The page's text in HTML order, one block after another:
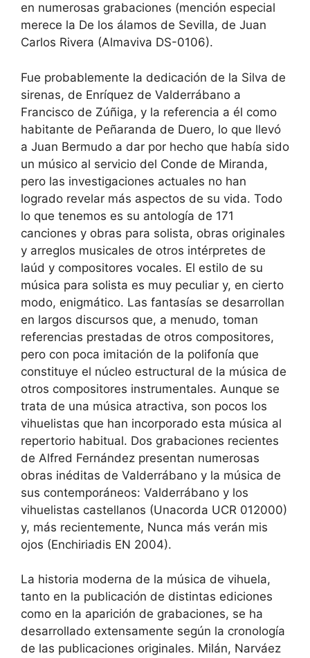
en numerosas grabaciones (mención especial
merece la De los álamos de Sevilla, de Juan
Carlos Rivera (Almaviva DS-0106).
Fue probablemente la dedicación de la Silva de
sirenas, de Enríquez de Valderrábano a
Francisco de Zúñiga, y la referencia a él como
habitante de Peñaranda de Duero, lo que llevó
a Juan Bermudo a dar por hecho que había sido
un músico al servicio del Conde de Miranda,
pero las investigaciones actuales no han
logrado revelar más aspectos de su vida. Todo
lo que tenemos es su antología de 171
canciones y obras para solista, obras originales
y arreglos musicales de otros intérpretes de
laúd y compositores vocales. El estilo de su
música para solista es muy peculiar y, en cierto
modo, enigmático. Las fantasías se desarrollan
en largos discursos que, a menudo, toman
referencias prestadas de otros compositores,
pero con poca imitación de la polifonía que
constituye el núcleo estructural de la música de
otros compositores instrumentales. Aunque se
trata de una música atractiva, son pocos los
vihuelistas que han incorporado esta música al
repertorio habitual. Dos grabaciones recientes
de Alfred Fernández presentan numerosas
obras inéditas de Valderrábano y la música de
sus contemporáneos: Valderrábano y los
vihuelistas castellanos (Unacorda UCR 012000)
y, más recientemente, Nunca más verán mis
ojos (Enchiriadis EN 2004).
La historia moderna de la música de vihuela,
tanto en la publicación de distintas ediciones
como en la aparición de grabaciones, se ha
desarrollado extensamente según la cronología
de las publicaciones originales. Milán, Narváez